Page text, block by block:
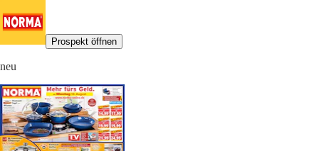
Prospekt öffnen
neu